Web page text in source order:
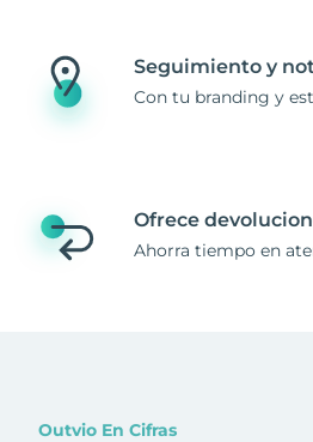
Seguimiento y
Con tu branding y
Ofrece
Ahorra tiempo en
Outvio En Cifras